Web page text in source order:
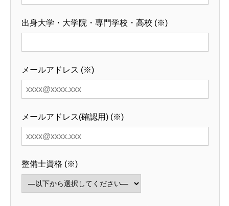
仕事を知る
採用情報
穂高自動車公式HP
出身大学・大学院・専門学校・高校 (※)
メールアドレス (※)
メールアドレス(確認用) (※)
整備士資格 (※)